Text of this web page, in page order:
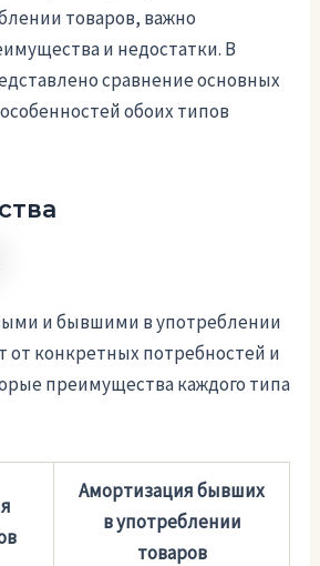
товаров, важно
и недостатки. В
сравнение основных
обоих типов
и бывшими в употреблении
от конкретных потребностей и
преимущества каждого типа
Амортизация бывших
в употреблении
товаров